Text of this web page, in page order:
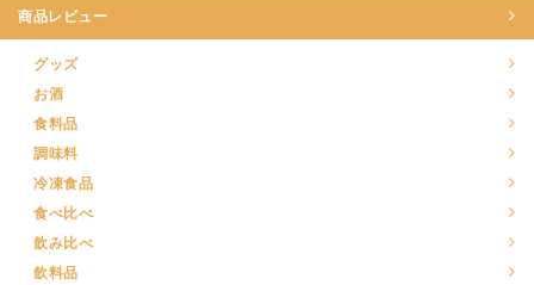
商品レビュー
グッズ
お酒
食料品
調味料
冷凍食品
食べ比べ
飲み比べ
飲料品